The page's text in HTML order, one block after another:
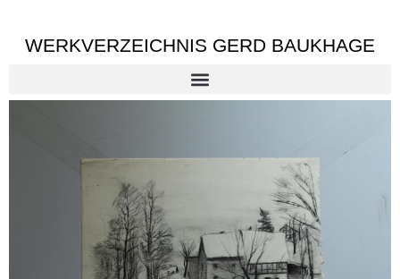
WERKVERZEICHNIS GERD BAUKHAGE